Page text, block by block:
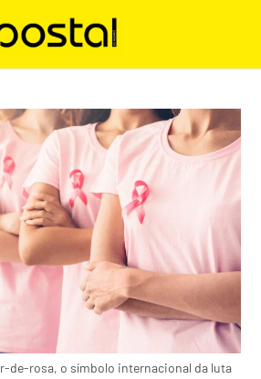
de-rosa, o símbolo internacional da luta